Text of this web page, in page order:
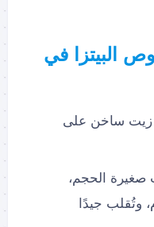
البيتزا في
زيت ساخن على
صغيرة الحجم،
وتُقلب جيدًا